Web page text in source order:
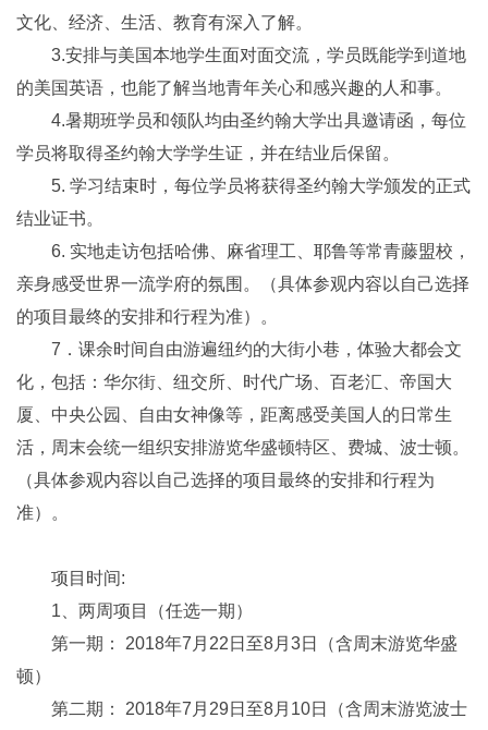
文化、经济、生活、教育有深入了解。
3.安排与美国本地学生面对面交流，学员既能学到道地
的美国英语，也能了解当地青年关心和感兴趣的人和事。
4.暑期班学员和领队均由圣约翰大学出具邀请函，每位
学员将取得圣约翰大学学生证，并在结业后保留。
5. 学习结束时，每位学员将获得圣约翰大学颁发的正式
结业证书。
6. 实地走访包括哈佛、麻省理工、耶鲁等常青藤盟校，
亲身感受世界一流学府的氛围。（具体参观内容以自己选择
的项目最终的安排和行程为准）。
7．课余时间自由游遍纽约的大街小巷，体验大都会文
化，包括：华尔街、纽交所、时代广场、百老汇、帝国大
厦、中央公园、自由女神像等，距离感受美国人的日常生
活，周末会统一组织安排游览华盛顿特区、费城、波士顿。
（具体参观内容以自己选择的项目最终的安排和行程为
准）。
项目时间:
1、两周项目（任选一期）
第一期： 2018年7月22日至8月3日（含周末游览华盛
顿）
第二期： 2018年7月29日至8月10日（含周末游览波士